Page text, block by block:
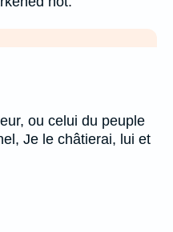
ou celui du peuple
Je le châtierai, lui et